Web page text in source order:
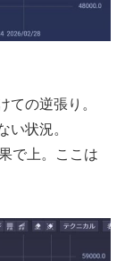
ての逆張り。
い状況。
で上。ここは